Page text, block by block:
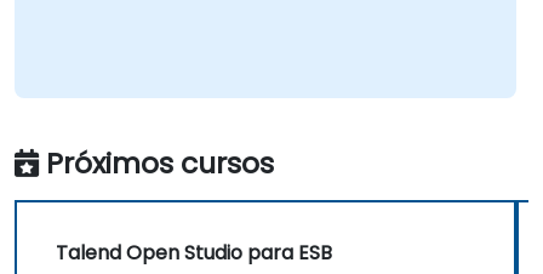
Próximos cursos
Talend Open Studio para ESB